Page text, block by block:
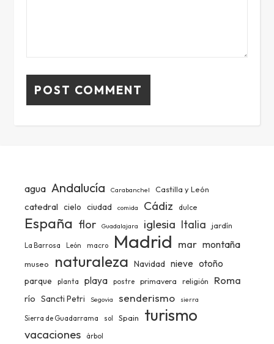
agua Andalucía Carabanchel Castilla y León
catedral cielo ciudad comida Cádiz dulce
España flor Guadalajara iglesia Italia jardín
La Barrosa León macro Madrid mar montaña
museo naturaleza Navidad nieve otoño
parque planta playa postre primavera religión Roma
río Sancti Petri Segovia senderismo sierra
Sierra de Guadarrama sol Spain turismo
vacaciones árbol